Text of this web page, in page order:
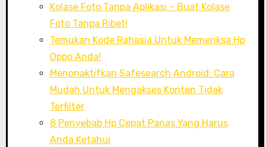
Kolase Foto Tanpa Aplikasi – Buat Kolase
Foto Tanpa Ribet!
Temukan Kode Rahasia Untuk Memeriksa Hp
Oppo Anda!
Menonaktifkan Safesearch Android: Cara
Mudah Untuk Mengakses Konten Tidak
Terfilter
8 Penyebab Hp Cepat Panas Yang Harus
Anda Ketahui